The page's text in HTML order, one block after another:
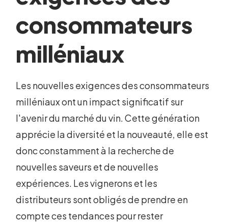
consommateurs
milléniaux
Les nouvelles exigences des consommateurs
milléniaux ont un impact significatif sur
l'avenir du marché du vin. Cette génération
apprécie la diversité et la nouveauté, elle est
donc constamment à la recherche de
nouvelles saveurs et de nouvelles
expériences. Les vignerons et les
distributeurs sont obligés de prendre en
compte ces tendances pour rester